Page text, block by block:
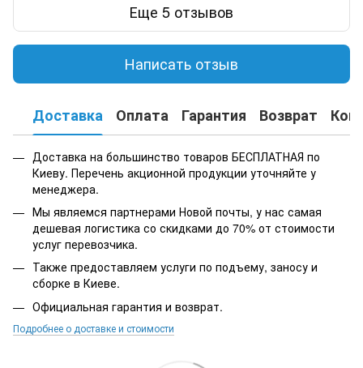
Еще 5 отзывов
Написать отзыв
Доставка Оплата Гарантия Возврат
Доставка на большинство товаров БЕСПЛАТНАЯ по
Киеву. Перечень акционной продукции уточняйте у
менеджера.
Мы являемся партнерами Новой почты, у нас самая
дешевая логистика со скидками до 70% от стоимости
услуг перевозчика.
Также предоставляем услуги по подъему, заносу и
сборке в Киеве.
Официальная гарантия и возврат.
Подробнее о доставке и стоимости